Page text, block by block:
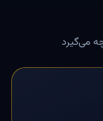
می‌گیرد